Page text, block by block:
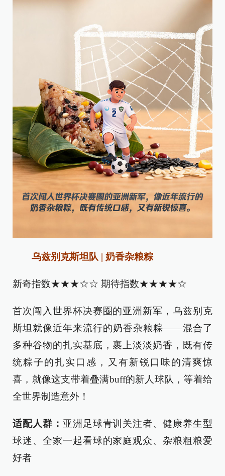
乌兹别克斯坦队 | 奶香杂粮粽
新奇指数★★★☆☆ 期待指数★★★★☆
首次闯入世界杯决赛圈的亚洲新军，乌兹别克
斯坦就像近年来流行的奶香杂粮粽——混合了
多种谷物的扎实基底，裹上淡淡奶香，既有传
统粽子的扎实口感，又有新锐口味的清爽惊
喜，就像这支带着叠满buff的新人球队，等着给
全世界制造意外！
适配人群： 亚洲足球青训关注者、健康养生型
球迷、全家一起看球的家庭观众、杂粮粗粮爱
好者